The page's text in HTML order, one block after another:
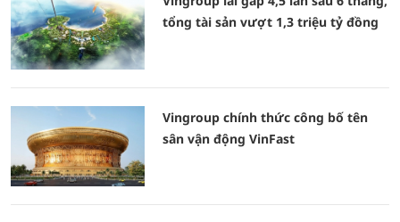
tổng tài sản vượt 1,3 triệu tỷ đồng
Vingroup chính thức công bố tên
sân vận động VinFast